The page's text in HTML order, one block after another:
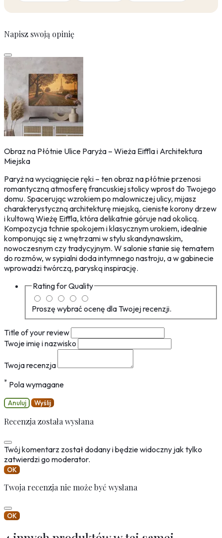
Napisz swoją opinię
Obraz na Płótnie Ulice Paryża – Wieża Eiffla i Architektura
Miejska
Paryż na wyciągnięcie ręki – ten obraz na płótnie przenosi
romantyczną atmosferę francuskiej stolicy wprost do Twojego
domu. Spacerując wzrokiem po malowniczej ulicy, mijasz
charakterystyczną architekturę miejską, cieniste korony drzew
i kultową Wieżę Eiffla, która delikatnie góruje nad okolicą.
Kompozycja tchnie spokojem i klasycznym urokiem, idealnie
komponując się z wnętrzami w stylu skandynawskim,
nowoczesnym czy tradycyjnym. W salonie stanie się tematem
do rozmów, w sypialni doda intymnego nastroju, a w gabinecie
wprowadzi twórczą, paryską inspirację.
Rating forQuality
Proszę wybrać ocenę dla Twojej recenzji.
Title of your review
Twoje imię i nazwisko
Twoja recenzja
* Pola wymagane
Anuluj Wyślij
Recenzja została wysłana
Twój komentarz został dodany i będzie widoczny jak tylko
zatwierdzi go moderator.
OK
Twoja recenzja nie może być wysłana
OK